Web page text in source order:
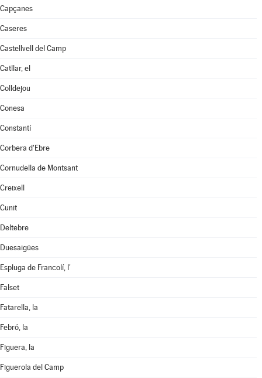
Capçanes
Caseres
Castellvell del Camp
Catllar, el
Colldejou
Conesa
Constantí
Corbera d'Ebre
Cornudella de Montsant
Creixell
Cunit
Deltebre
Duesaigües
Espluga de Francolí, l'
Falset
Fatarella, la
Febró, la
Figuera, la
Figuerola del Camp